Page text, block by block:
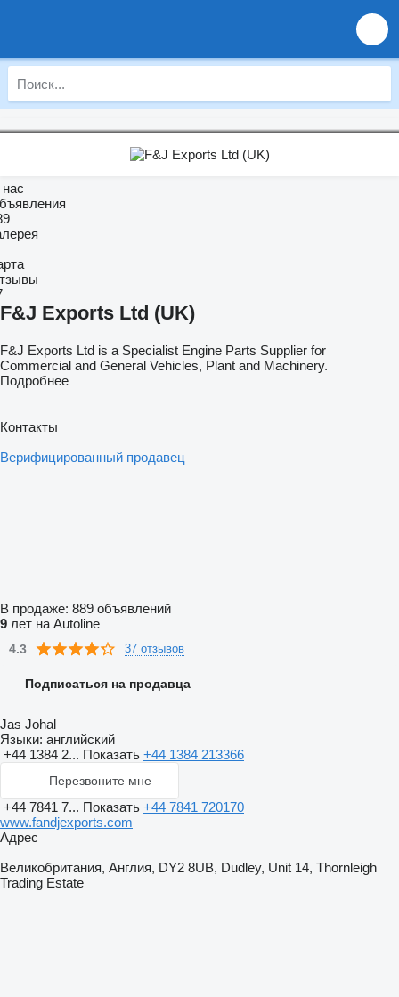
F&J Exports Ltd (UK)
F&J Exports Ltd is a Specialist Engine Parts Supplier for
Commercial and General Vehicles, Plant and Machinery.
Подробнее
Контакты
Верифицированный продавец
В продаже: 889 объявлений
9 лет на Autoline
4.3 37 отзывов
Подписаться на продавца
Jas Johal
Языки: английский
+44 1384 2... Показать +44 1384 213366
Перезвоните мне
+44 7841 7... Показать +44 7841 720170
www.fandjexports.com
Адрес
Великобритания, Англия, DY2 8UB, Dudley, Unit 14, Thornleigh
Trading Estate